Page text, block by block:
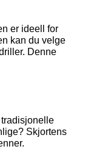
er ideell for
kan du velge
Denne
Skjortens